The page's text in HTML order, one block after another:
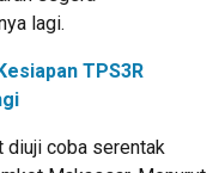
lagi.
TPS3R
diuji coba serentak